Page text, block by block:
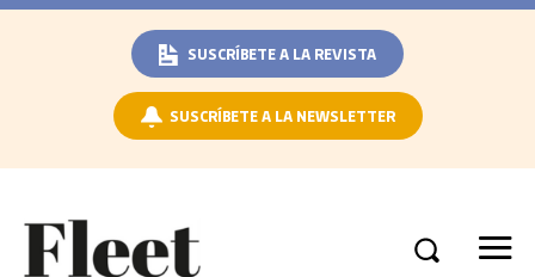
SUSCRÍBETE A LA REVISTA
SUSCRÍBETE A LA NEWSLETTER